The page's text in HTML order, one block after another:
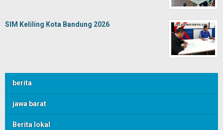
SIM Keliling Kota Bandung 2026
berita
jawa barat
Berita lokal